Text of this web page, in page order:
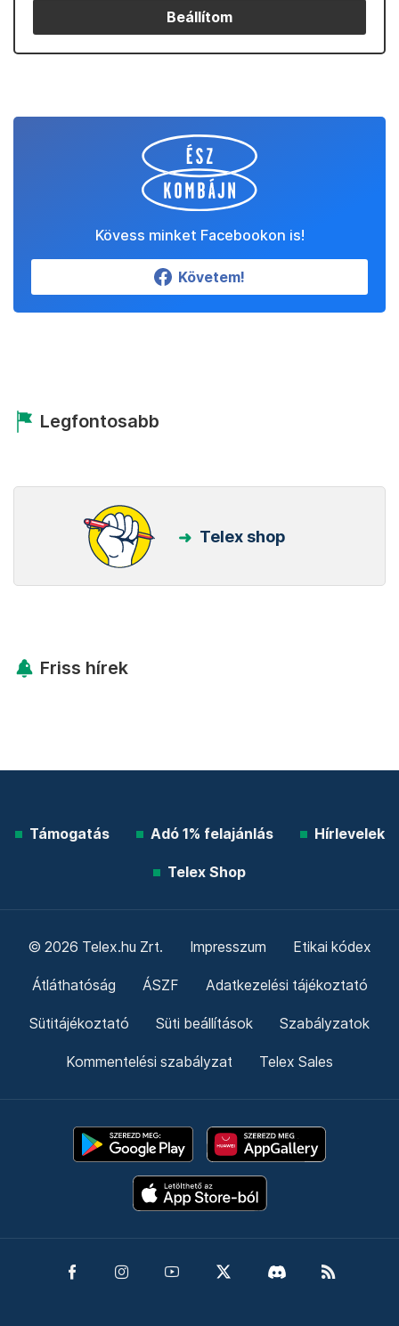
Beállítom
Kövess minket Facebookon is!
Követem!
Legfontosabb
Telex shop
Friss hírek
Támogatás Adó 1% felajánlás Hírlevelek
Telex Shop
© 2026 Telex.hu Zrt. Impresszum Etikai kódex
Átláthatóság ÁSZF Adatkezelési tájékoztató
Sütitájékoztató Süti beállítások Szabályzatok
Kommentelési szabályzat Telex Sales